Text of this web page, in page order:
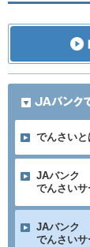
でんさいと
JAバンク
でんさい
JAバンク
でんさいサ